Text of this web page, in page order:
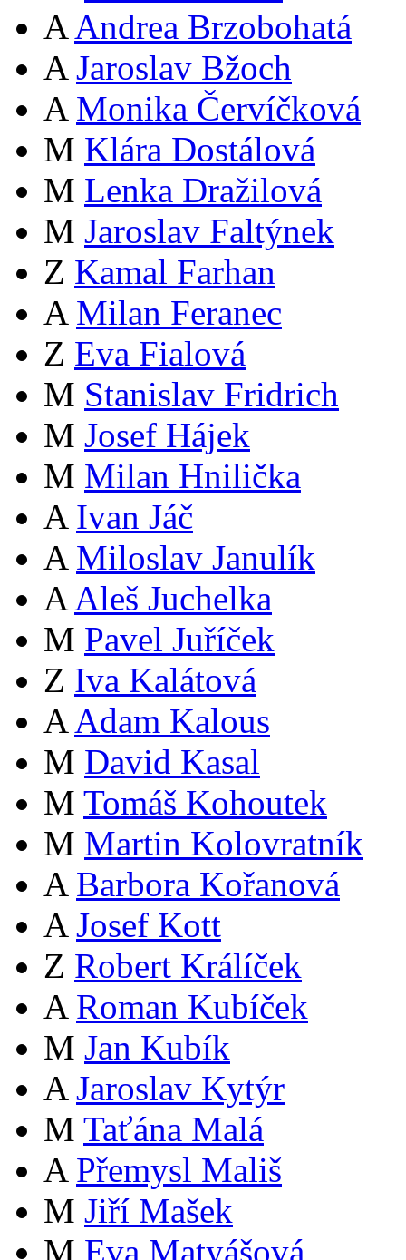
A Andrea Brzobohatá
A Jaroslav Bžoch
A Monika Červíčková
M Klára Dostálová
M Lenka Dražilová
M Jaroslav Faltýnek
Z Kamal Farhan
A Milan Feranec
Z Eva Fialová
M Stanislav Fridrich
M Josef Hájek
M Milan Hnilička
A Ivan Jáč
A Miloslav Janulík
A Aleš Juchelka
M Pavel Juříček
Z Iva Kalátová
A Adam Kalous
M David Kasal
M Tomáš Kohoutek
M Martin Kolovratník
A Barbora Kořanová
A Josef Kott
Z Robert Králíček
A Roman Kubíček
M Jan Kubík
A Jaroslav Kytýr
M Taťána Malá
A Přemysl Mališ
M Jiří Mašek
M Eva Matyášová